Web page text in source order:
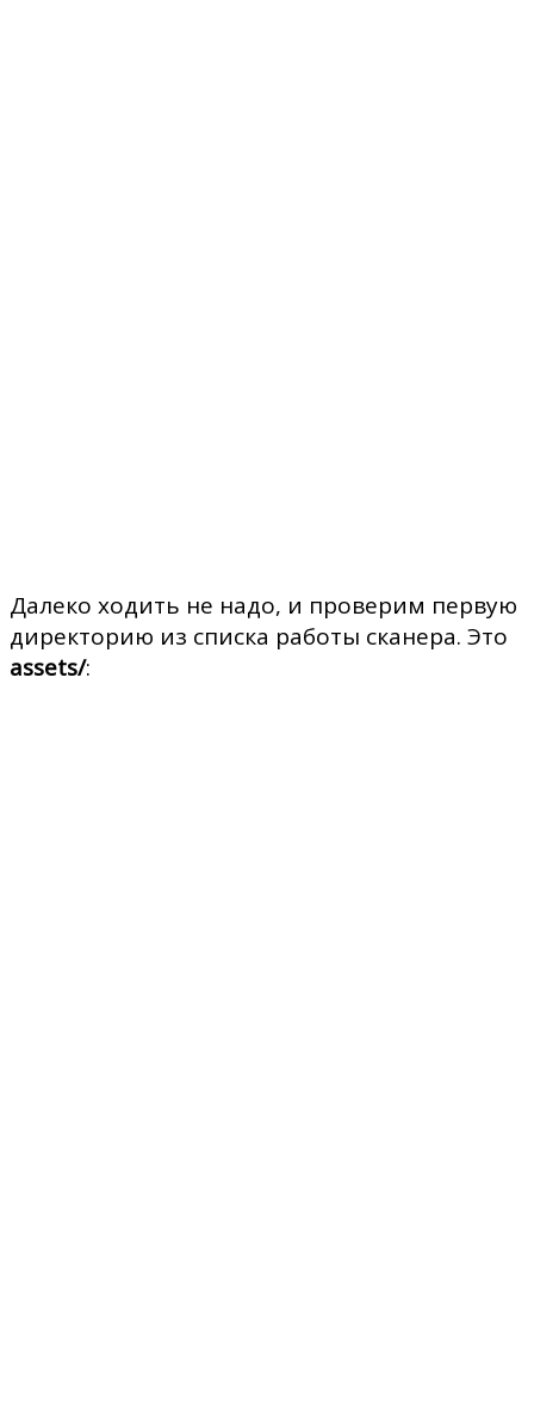
Далеко ходить не надо, и проверим первую
директорию из списка работы сканера. Это
assets/: